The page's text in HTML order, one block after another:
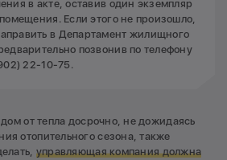
в акте, оставив один экземпляр
Если этого не произошло,
в Департамент жилищного
позвонив по телефону
22-10-75.
от тепла досрочно, не дожидаясь
отопительного сезона, также
управляющая компания должна